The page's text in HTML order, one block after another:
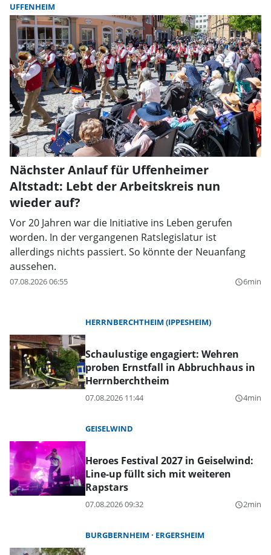
UFFENHEIM
Nächster Anlauf für Uffenheimer
Altstadt: Lebt der Arbeitskreis nun
wieder auf?
Vor 20 Jahren war die Initiative ins Leben gerufen
worden. In der vergangenen Ratslegislatur ist
allerdings nichts passiert. So könnte der Neuanfang
aussehen.
07.08.2026 06:55 query_builder6min
HERRNBERCHTHEIM (IPPESHEIM)
Schaulustige engagiert: Wehren
proben Ernstfall in Abbruchhaus in
Herrnberchtheim
07.08.2026 11:44 query_builder4min
GEISELWIND
Heroes Festival 2027 in Geiselwind:
Line-up füllt sich mit weiteren
Rapstars
07.08.2026 09:32 query_builder2min
BURGBERNHEIM ERGERSHEIM